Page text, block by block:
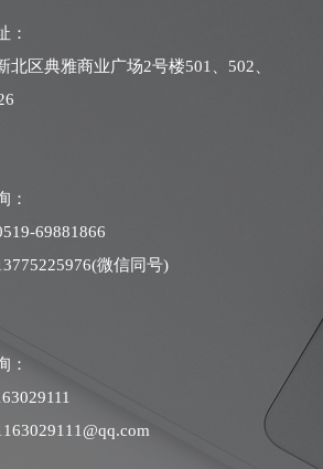
：
北区典雅商业广场2号楼501、502、
：
69881866
微信同号)
：